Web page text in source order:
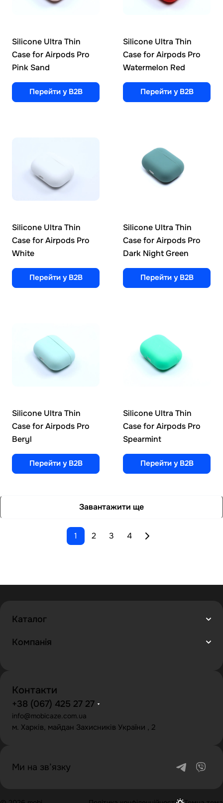
Silicone Ultra Thin
Case for Airpods Pro
Pink Sand
Перейти у B2B
Silicone Ultra Thin
Case for Airpods Pro
Watermelon Red
Перейти у B2B
Silicone Ultra Thin
Case for Airpods Pro
White
Перейти у B2B
Silicone Ultra Thin
Case for Airpods Pro
Dark Night Green
Перейти у B2B
Silicone Ultra Thin
Case for Airpods Pro
Beryl
Перейти у B2B
Silicone Ultra Thin
Case for Airpods Pro
Spearmint
Перейти у B2B
Завантажити ще
1 2 3 4
Каталог
Компанія
Контакти
+38 (067) 425 27 27
info@mobicaze.com.ua
м. Харків, майдан Захисників України , 2
Ми на зв’язку